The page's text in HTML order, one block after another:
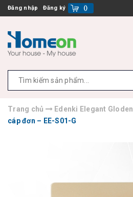
Đăng nhập Đăng ký ()
Trang chủ Edenki Elegant Gloden
cáp đơn – EE-S01-G